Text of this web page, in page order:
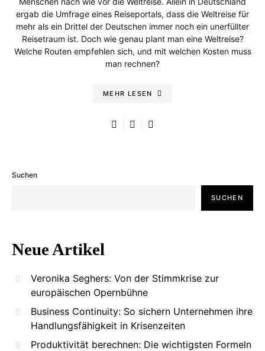
ergab die Umfrage eines Reiseportals, dass die Weltreise für
mehr als ein Drittel der Deutschen immer noch ein unerfüllter
Reisetraum ist. Doch wie genau plant man eine Weltreise?
Welche Routen empfehlen sich, und mit welchen Kosten muss
man rechnen?
MEHR LESEN
Suchen
SUCHEN
Neue Artikel
Veronika Seghers: Von der Stimmkrise zur
europäischen Opernbühne
Business Continuity: So sichern Unternehmen ihre
Handlungsfähigkeit in Krisenzeiten
Produktivität berechnen: Die wichtigsten Formeln